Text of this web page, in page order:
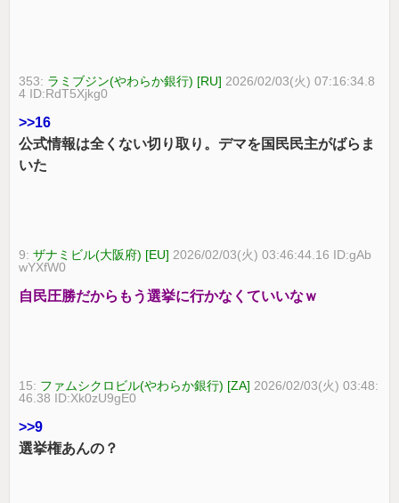
353: ラミブジン(やわらか銀行) [RU] 2026/02/03(火) 07:16:34.8
4 ID:RdT5Xjkg0
>>16
公式情報は全くない切り取り。デマを国民民主がばらま
いた
9:ザナミビル(大阪府) [EU] 2026/02/03(火) 03:46:44.16 ID:gAb
wYXfW0
自民圧勝だからもう選挙に行かなくていいなｗ
15: ファムシクロビル(やわらか銀行) [ZA] 2026/02/03(火) 03:48:
46.38 ID:Xk0zU9gE0
>>9
選挙権あんの？